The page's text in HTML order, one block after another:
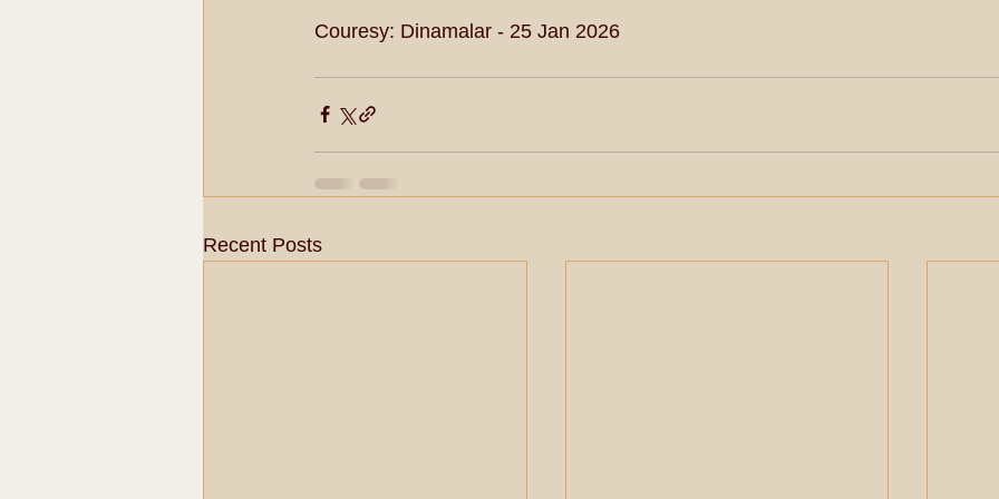
Couresy: Dinamalar - 25 Jan 2026
Recent Posts